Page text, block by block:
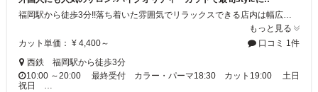
福岡駅から徒歩3分!!落ち着いた雰囲気でリラックスできる店内は幅広い年代の方に大人気◎丁寧な接客＆高技術であなたの“なりたい！”を叶えます☆。+お気軽にご来店下さい。
もっと見る
カット単価： ¥ 4,400～
口コミ 1件
西鉄 福岡駅から徒歩3分
10:00 ～20:00 最終受付 カラー・パーマ18:30 カット19:00 土日
祝日 …